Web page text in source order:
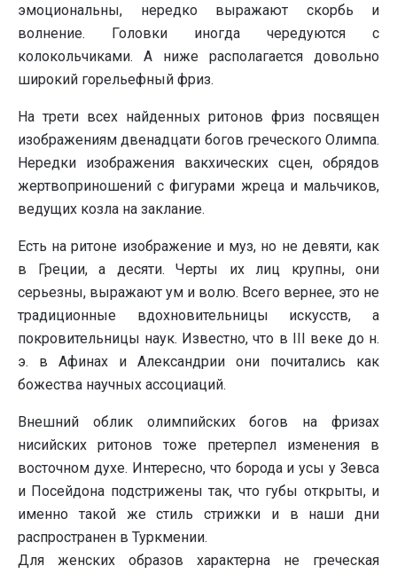
эмоциональны, нередко выражают скорбь и
волнение. Головки иногда чередуются с
колокольчиками. А ниже располагается довольно
широкий горельефный фриз.
На трети всех найденных ритонов фриз посвящен
изображениям двенадцати богов греческого Олимпа.
Нередки изображения вакхических сцен, обрядов
жертвоприношений с фигурами жреца и мальчиков,
ведущих козла на заклание.
Есть на ритоне изображение и муз, но не девяти, как
в Греции, а десяти. Черты их лиц крупны, они
серьезны, выражают ум и волю. Всего вернее, это не
традиционные вдохновительницы искусств, а
покровительницы наук. Известно, что в III веке до н.
э. в Афинах и Александрии они почитались как
божества научных ассоциаций.
Внешний облик олимпийских богов на фризах
нисийских ритонов тоже претерпел изменения в
восточном духе. Интересно, что борода и усы у Зевса
и Посейдона подстрижены так, что губы открыты, и
именно такой же стиль стрижки и в наши дни
распространен в Туркмении.
Для женских образов характерна не греческая